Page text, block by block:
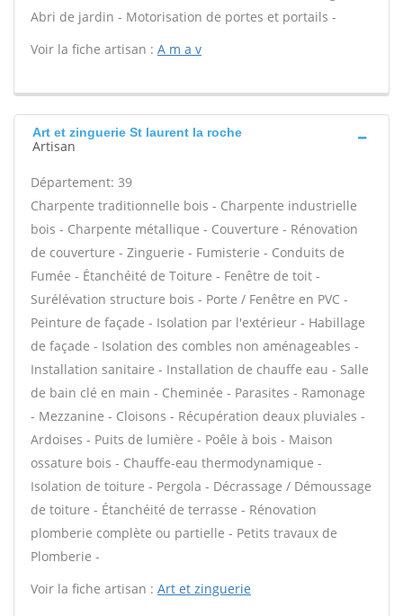
Abri de jardin - Motorisation de portes et portails -
Voir la fiche artisan : A m a v
Art et zinguerie St laurent la roche
Artisan
Département: 39
Charpente traditionnelle bois - Charpente industrielle
bois - Charpente métallique - Couverture - Rénovation
de couverture - Zinguerie - Fumisterie - Conduits de
Fumée - Étanchéité de Toiture - Fenêtre de toit -
Surélévation structure bois - Porte / Fenêtre en PVC -
Peinture de façade - Isolation par l'extérieur - Habillage
de façade - Isolation des combles non aménageables -
Installation sanitaire - Installation de chauffe eau - Salle
de bain clé en main - Cheminée - Parasites - Ramonage
- Mezzanine - Cloisons - Récupération deaux pluviales -
Ardoises - Puits de lumière - Poêle à bois - Maison
ossature bois - Chauffe-eau thermodynamique -
Isolation de toiture - Pergola - Décrassage / Démoussage
de toiture - Étanchéité de terrasse - Rénovation
plomberie complète ou partielle - Petits travaux de
Plomberie -
Voir la fiche artisan : Art et zinguerie